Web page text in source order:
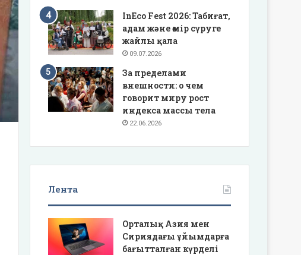
InEco Fest 2026: Табиғат,
адам және өмір сүруге
жайлы қала
09.07.2026
За пределами
внешности: о чем
говорит миру рост
индекса массы тела
22.06.2026
Лента
Орталық Азия мен
Сириядағы ұйымдарға
бағытталған күрделі